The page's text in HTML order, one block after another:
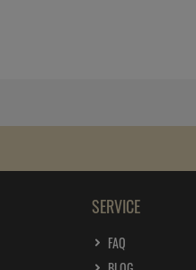
SERVICE
FAQ